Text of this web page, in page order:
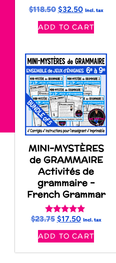
$118.50 $32.50 Incl. tax
ADD TO CART
MINI-MYSTÈRES
de GRAMMAIRE
Activités de
grammaire –
French Grammar
Rated
out of 5
$23.75 $17.50 Incl. tax
ADD TO CART